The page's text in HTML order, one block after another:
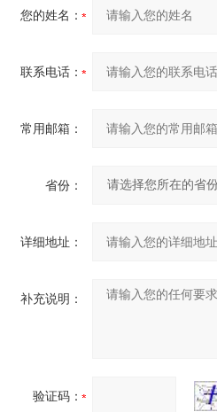
您的姓名：
联系电话：
常用邮箱：
省份：
详细地址：
补充说明：
验证码：